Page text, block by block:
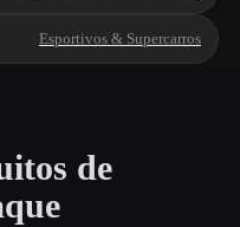
Esportivos & Supercarros
de